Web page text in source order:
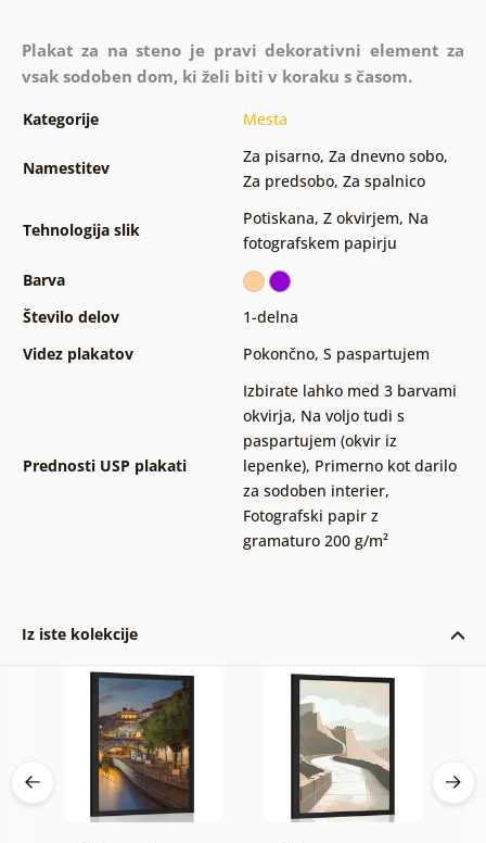
Plakat za na steno je pravi dekorativni element za
vsak sodoben dom, ki želi biti v koraku s časom.
Kategorije Mesta
Namestitev
Za pisarno, Za dnevno sobo,
Za predsobo, Za spalnico
Tehnologija slik
Potiskana, Z okvirjem, Na
fotografskem papirju
Barva
Število delov
1-delna
Videz plakatov
Pokončno, S paspartujem
Prednosti USP plakati
Izbirate lahko med 3 barvami
okvirja, Na voljo tudi s
paspartujem (okvir iz
lepenke), Primerno kot darilo
za sodoben interier,
Fotografski papir z
gramaturo 200 g/m²
Iz iste kolekcije